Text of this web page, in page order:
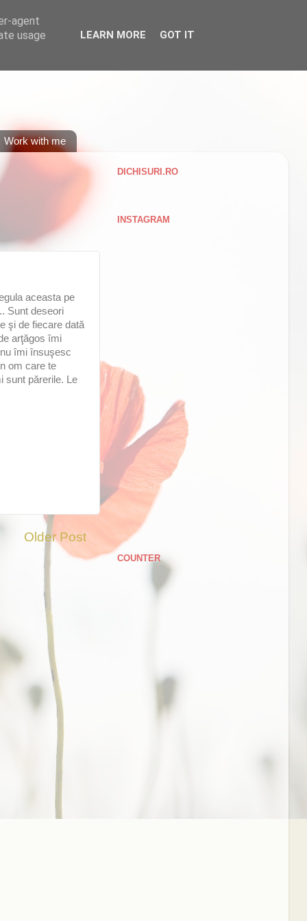
Work with me
aceasta pe
Sunt deseori
şi de fiecare dată
arţăgos îmi
îmi însuşesc
om care te
sunt părerile. Le
Older Post
DICHISURI.RO
INSTAGRAM
COUNTER
agent
usage
LEARN MORE GOT IT